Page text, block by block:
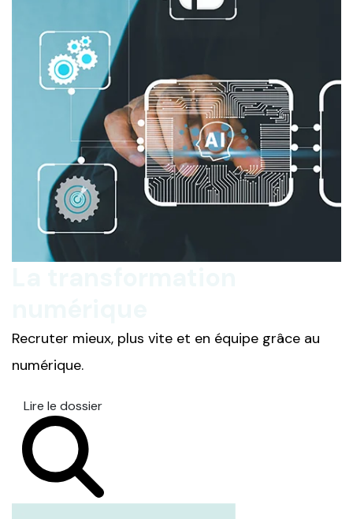
Recruter mieux, plus vite et en équipe grâce au
numérique.
Lire le dossier